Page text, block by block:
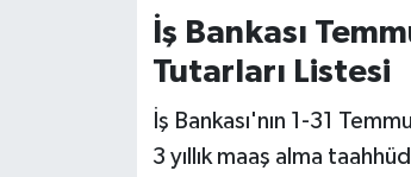
İş Bankası
Tutarları Listesi
İş Bankası'nın 1-31
3 yıllık maaş alma
Resmi İlanlar